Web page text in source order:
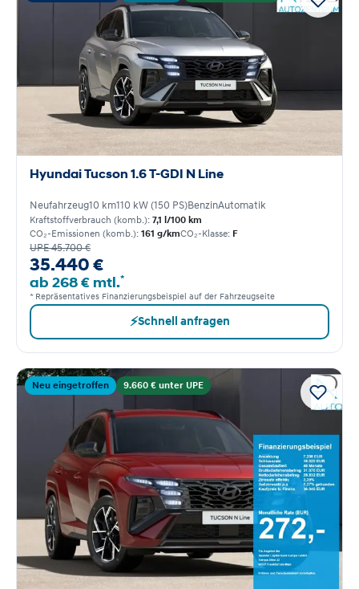
Hyundai Tucson 1.6 T-GDI N Line
Neufahrzeug10 km110 kW (150 PS)BenzinAutomatik
Kraftstoffverbrauch (komb.): 7,1 l/100 km
CO₂-Emissionen (komb.): 161 g/kmCO₂-Klasse: F
UPE 45.700 €
35.440 €
ab 268 € mtl.*
* Repräsentatives Finanzierungsbeispiel auf der Fahrzeugseite
⚡Schnell anfragen
Neu eingetroffen 9.660 € unter UPE